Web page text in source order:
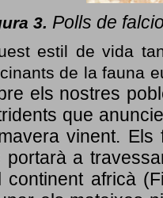
3. Polls de
estil de vida
de la fauna
els nostres
que
vinent. Els
portarà a
continent africà